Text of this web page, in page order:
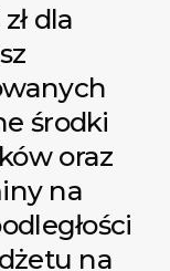
dla
środki
oraz
na
na